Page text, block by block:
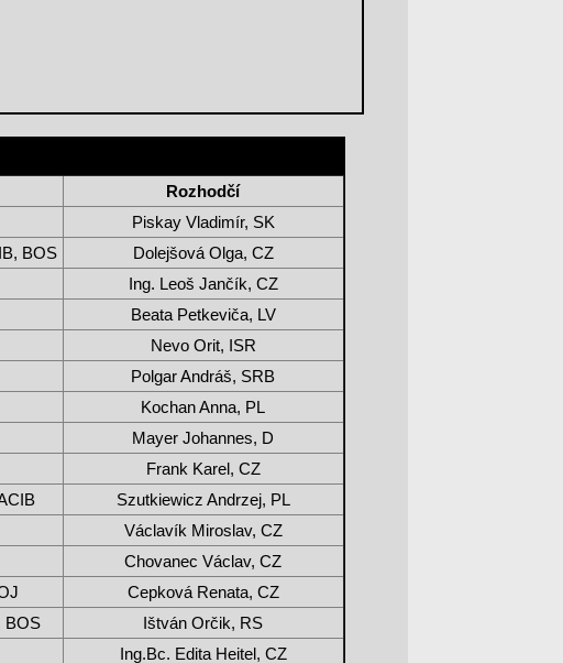
Rozhodčí
Piskay Vladimír, SK
BOS
Dolejšová Olga, CZ
Ing. Leoš Jančík, CZ
Beata Petkeviča, LV
Nevo Orit, ISR
Polgar Andráš, SRB
Kochan Anna, PL
Mayer Johannes, D
Frank Karel, CZ
Szutkiewicz Andrzej, PL
Václavík Miroslav, CZ
Chovanec Václav, CZ
Cepková Renata, CZ
BOS
Ištván Orčik, RS
Ing.Bc. Edita Heitel, CZ